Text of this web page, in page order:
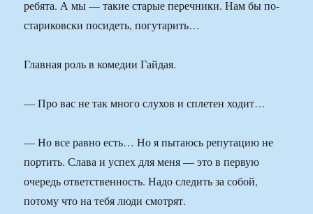
ребята. А мы — такие старые перечники. Нам бы по-
стариковски посидеть, погутарить…
Главная роль в комедии Гайдая.
— Про вас не так много слухов и сплетен ходит…
— Но все равно есть… Но я пытаюсь репутацию не
портить. Слава и успех для меня — это в первую
очередь ответственность. Надо следить за собой,
потому что на тебя люди смотрят.